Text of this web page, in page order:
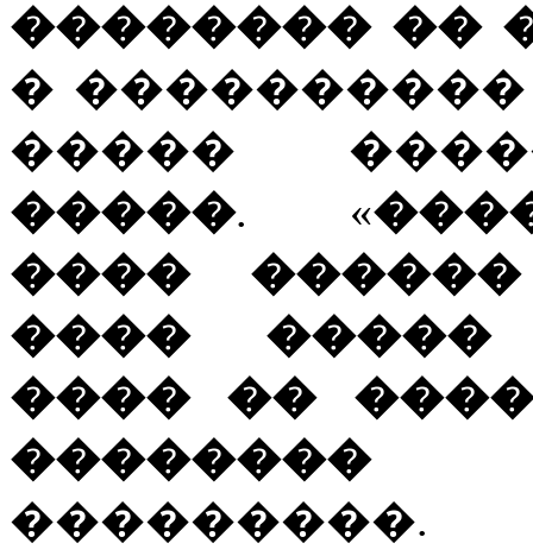
�������� ��
�
�����
�����. «
����
���� �����
���� ��
���������.